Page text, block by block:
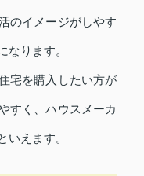
のイメージがしやす
なります。
宅を購入したい方が
すく、ハウスメーカ
いえます。